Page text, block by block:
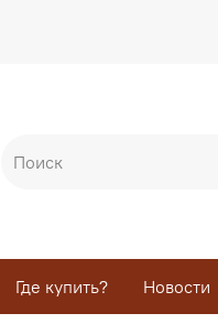
Где купить? Новости